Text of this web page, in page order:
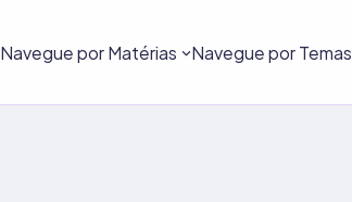
Navegue por Matérias Navegue por Temas